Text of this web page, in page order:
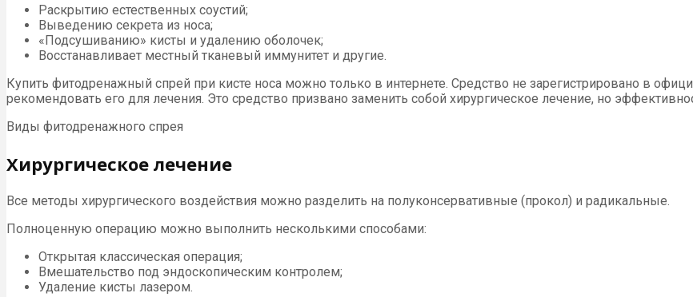
Раскрытию естественных соустий;
Выведению секрета из носа;
«Подсушиванию» кисты и удалению оболочек;
Восстанавливает местный тканевый иммунитет и другие.
Купить фитодренажный спрей при кисте носа можно только в интернете. Средство не зарегистрировано в
рекомендовать его для лечения. Это средство призвано заменить собой хирургическое лечение, но
Виды фитодренажного спрея
Хирургическое лечение
Все методы хирургического воздействия можно разделить на полуконсервативные (прокол) и радикальные.
Полноценную операцию можно выполнить несколькими способами:
Открытая классическая операция;
Вмешательство под эндоскопическим контролем;
Удаление кисты лазером.